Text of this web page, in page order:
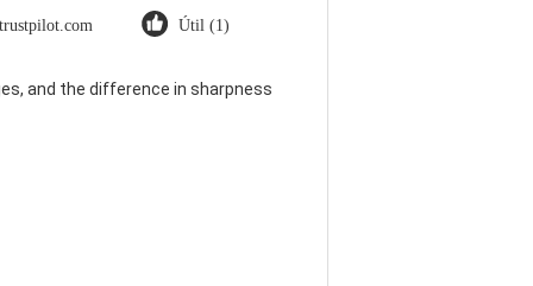
trustpilot.com Útil (1)
and the difference in sharpness